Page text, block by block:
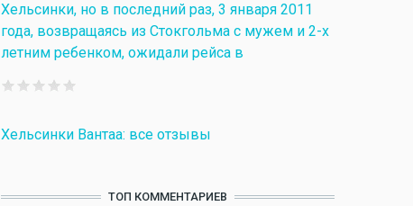
Хельсинки, но в последний раз, 3 января 2011
года, возвращаясь из Стокгольма с мужем и 2-х
летним ребенком, ожидали рейса в
Хельсинки Вантаа: все отзывы
ТОП КОММЕНТАРИЕВ